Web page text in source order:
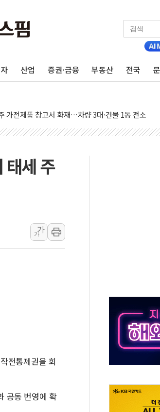
산업 증권·금융 부동산 전국
·전라권 폭염중대경보 확대…온열질환자 2665명·
·레버리지 줄었지만, 반도체 두 종목에 코스피 '휘청'
] 북한, 원산서 동해상 단거리 탄도미사일 발사
·중구 오피스 78%가 준공 10년 이상…리뉴얼이 경
력 피해자 보호단체, 경찰수사개혁위에 보완수사권
라, 러 탄도미사일 공격에 속수무책… 패트리엇 미사
천 바이오밸리 공장 옥상서 불…30여분 만에 진화
신당 "민주, '盧 수사' 악연으로 형사사법 틀 바꿔…국
니어스랩 "피지컬 AI 자율비행 기술로 글로벌 방
대통령 "청소년 SNS 제한, 형평성·여론 고려해야…
태세 주
가
가
전통제권을 회
공동 번영에 확